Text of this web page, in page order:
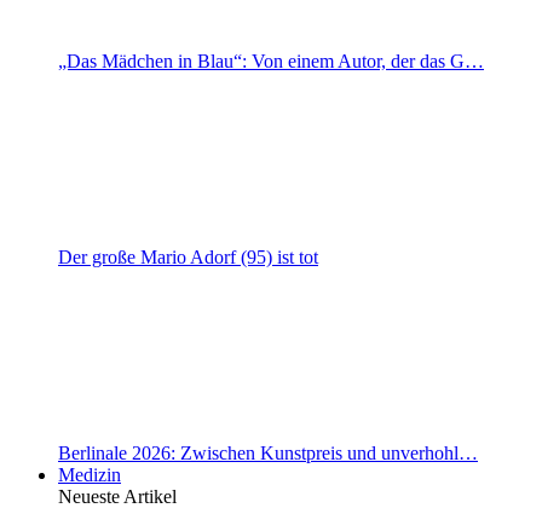
„Das Mädchen in Blau“: Von einem Autor, der das G…
Der große Mario Adorf (95) ist tot
Berlinale 2026: Zwischen Kunstpreis und unverhohl…
Medizin
Neueste Artikel